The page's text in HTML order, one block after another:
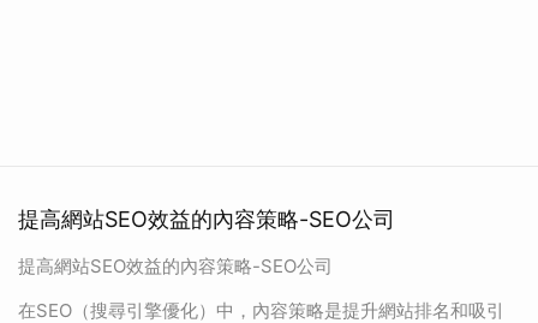
提高網站SEO效益的內容策略-SEO公司
提高網站SEO效益的內容策略-SEO公司
在SEO（搜尋引擎優化）中，內容策略是提升網站排名和吸引